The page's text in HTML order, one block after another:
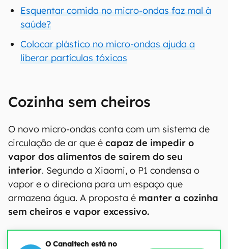
Esquentar comida no micro-ondas faz mal à
saúde?
Colocar plástico no micro-ondas ajuda a
liberar partículas tóxicas
Cozinha sem cheiros
O novo micro-ondas conta com um sistema de
circulação de ar que é capaz de impedir o
vapor dos alimentos de saírem do seu
interior. Segundo a Xiaomi, o P1 condensa o
vapor e o direciona para um espaço que
armazena água. A proposta é manter a cozinha
sem cheiros e vapor excessivo.
O Canaltech está no